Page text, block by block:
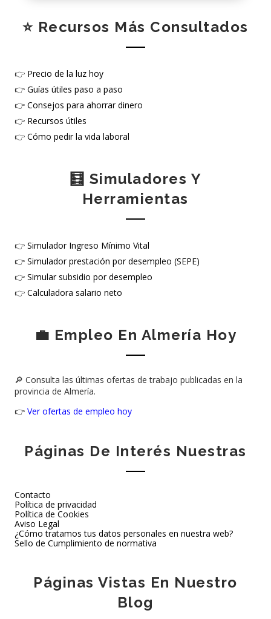
⭐ Recursos Más Consultados
👉 Precio de la luz hoy
👉 Guías útiles paso a paso
👉 Consejos para ahorrar dinero
👉 Recursos útiles
👉 Cómo pedir la vida laboral
🧮 Simuladores Y
Herramientas
👉 Simulador Ingreso Mínimo Vital
👉 Simulador prestación por desempleo (SEPE)
👉 Simular subsidio por desempleo
👉 Calculadora salario neto
💼 Empleo En Almería Hoy
🔎 Consulta las últimas ofertas de trabajo publicadas en la
provincia de Almería.
👉 Ver ofertas de empleo hoy
Páginas De Interés Nuestras
Contacto
Política de privacidad
Política de Cookies
Aviso Legal
¿Cómo tratamos tus datos personales en nuestra web?
Sello de Cumplimiento de normativa
Páginas Vistas En Nuestro
Blog